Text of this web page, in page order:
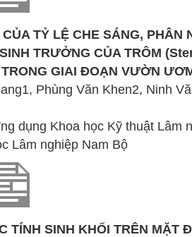
TỶ LỆ CHE SÁNG, PHÂN
TRƯỞNG CỦA TRÔM
GIAI ĐOẠN VƯỜN
Phùng Văn Khen2, Ninh
dụng Khoa học Kỹ thuật Lâm
Lâm nghiệp Nam Bộ
TÍNH SINH KHỐI TRÊN MẶT